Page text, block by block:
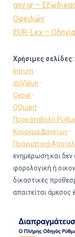
gov.gr –
Οφειλών
EUR-Lex –
Χρήσιμες σελίδες:
Intrum ·
doValue ·
Cepal ·
QQuant ·
Προκαταβολή
Κούρεμα Δανείων ·
Πραγματικά
ενημέρωση και δεν
φορολογική ή
δικαστικές
απαιτείται άμεσος